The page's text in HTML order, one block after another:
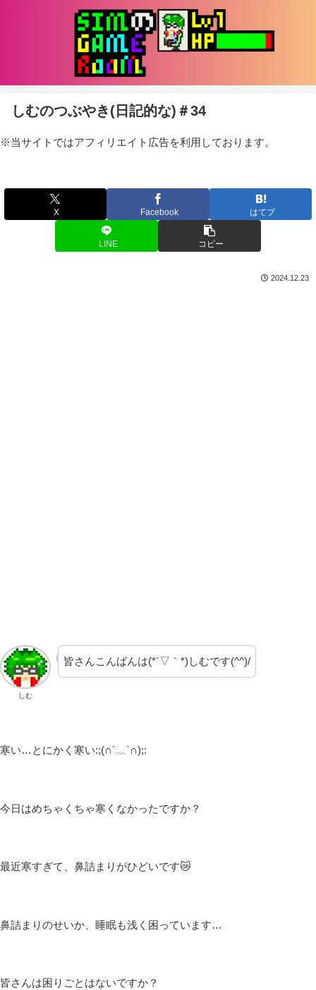
しむのつぶやき(日記的な)＃34
※当サイトではアフィリエイト広告を利用しております。
X Facebook はてブ
LINE コピー
2024.12.23
しむ
皆さんこんばんは(*´▽｀*)しむです(^^)/
寒い…とにかく寒い:;(∩´﹏`∩);:
今日はめちゃくちゃ寒くなかったですか？
最近寒すぎて、鼻詰まりがひどいです😿
鼻詰まりのせいか、睡眠も浅く困っています…
皆さんは困りごとはないですか？